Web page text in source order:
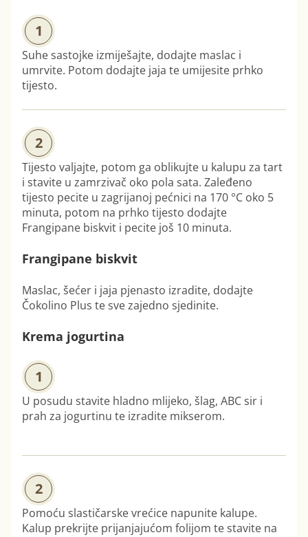
1
Suhe sastojke izmiješajte, dodajte maslac i
umrvite. Potom dodajte jaja te umijesite prhko
tijesto.
2
Tijesto valjajte, potom ga oblikujte u kalupu za tart
i stavite u zamrzivač oko pola sata. Zaleđeno
tijesto pecite u zagrijanoj pećnici na 170 °C oko 5
minuta, potom na prhko tijesto dodajte
Frangipane biskvit i pecite još 10 minuta.
Frangipane biskvit
Maslac, šećer i jaja pjenasto izradite, dodajte
Čokolino Plus te sve zajedno sjedinite.
Krema jogurtina
1
U posudu stavite hladno mlijeko, šlag, ABC sir i
prah za jogurtinu te izradite mikserom.
2
Pomoću slastičarske vrećice napunite kalupe.
Kalup prekrijte prijanjajućom folijom te stavite na